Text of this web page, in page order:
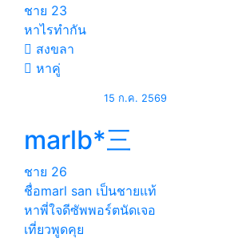
ชาย 23
หาไรทำกัน
สงขลา
หาคู่
15 ก.ค. 2569
marlb*三
ชาย 26
ชื่อmarl san เป็นชายแท้
หาพี่ใจดีซัพพอร์ตนัดเจอ
เที่ยวพูดคุย